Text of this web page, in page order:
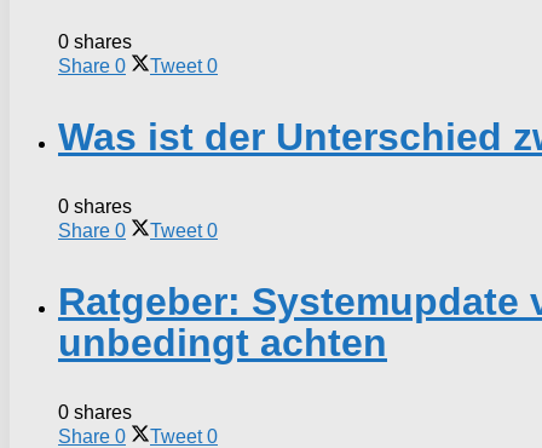
0 shares
Share 0 Tweet 0
Was ist der Unterschied
0 shares
Share 0 Tweet 0
Ratgeber: Systemupdate
unbedingt achten
0 shares
Share 0 Tweet 0